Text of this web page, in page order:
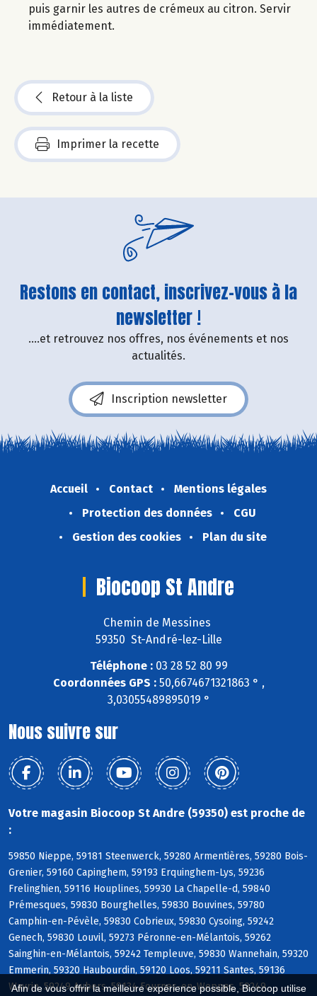
Afin de vous offrir la meilleure expérience possible, Biocoop utilise
puis garnir les autres de crémeux au citron. Servir
immédiatement.
Retour à la liste
Imprimer la recette
Restons en contact, inscrivez-vous à la
newsletter !
....et retrouvez nos offres, nos événements et nos
actualités.
Inscription newsletter
Accueil Contact
Mentions légales
Protection des données
CGU
Gestion des cookies
Plan du site
Biocoop St Andre
Chemin de Messines
59350 St-André-lez-Lille
Téléphone :03 28 52 80 99
Coordonnées GPS :50,6674671321863 ° ,
3,03055489895019 °
Nous suivre sur
Votre magasin Biocoop St Andre (59350) est proche de
:
59850 Nieppe, 59181 Steenwerck, 59280 Armentières, 59280 Bois-
Grenier, 59160 Capinghem, 59193 Erquinghem-Lys, 59236
Frelinghien, 59116 Houplines, 59930 La Chapelle-d, 59840
Prémesques, 59830 Bourghelles, 59830 Bouvines, 59780
Camphin-en-Pévèle, 59830 Cobrieux, 59830 Cysoing, 59242
Genech, 59830 Louvil, 59273 Péronne-en-Mélantois, 59262
Sainghin-en-Mélantois, 59242 Templeuve, 59830 Wannehain, 59320
Emmerin, 59320 Haubourdin, 59120 Loos, 59211 Santes, 59136
Wavrin, 59249 Aubers, 59134 Fournes-en-Weppes, 59249